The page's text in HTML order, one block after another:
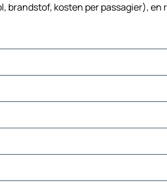
brandstof, kosten per passagier),